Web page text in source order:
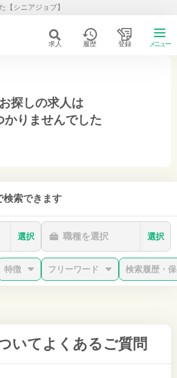
【シニアジョブ】
求人 履歴 登録 メニュー
お探しの求人は
かりませんでした
検索できます
選択 職種を選択 選択
特徴 フリーワード 検索履歴・
いて よくあるご質問